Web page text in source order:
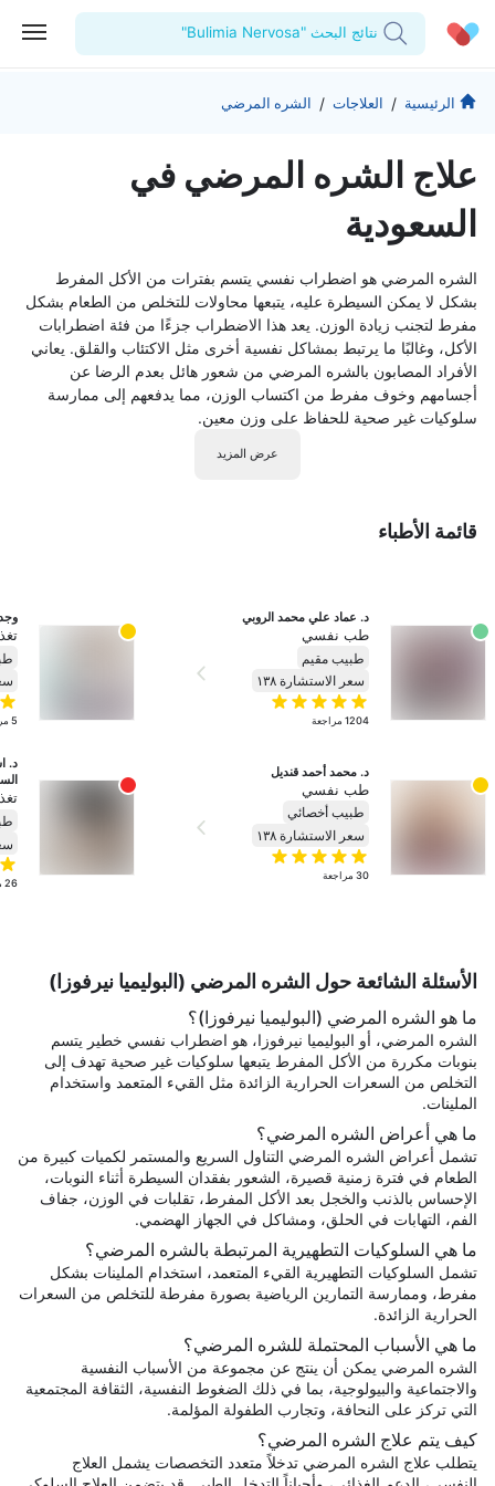
نتائج البحث "Bulimia Nervosa"
الحساب الشخصي
الوصفات الطبية
اختبارات المعمل
المفضلة
تسجيل الخروج
الشركة
للمنشآت المدونة
المقالات الطبية
الرئيسية / العلاجات / الشره المرضي
علاج الشره المرضي في
السعودية
الشره المرضي هو اضطراب نفسي يتسم بفترات من الأكل المفرط
بشكل لا يمكن السيطرة عليه، يتبعها محاولات للتخلص من الطعام بشكل
مفرط لتجنب زيادة الوزن. يعد هذا الاضطراب جزءًا من فئة اضطرابات
الأكل، وغالبًا ما يرتبط بمشاكل نفسية أخرى مثل الاكتئاب والقلق. يعاني
الأفراد المصابون بالشره المرضي من شعور هائل بعدم الرضا عن
أجسامهم وخوف مفرط من اكتساب الوزن، مما يدفعهم إلى ممارسة
سلوكيات غير صحية للحفاظ على وزن معين.
عرض المزيد
قائمة الأطباء
د. عماد علي محمد الروبي
طب نفسي
طبيب مقيم
سعر الاستشارة ١٣٨
1204 مراجعة
د. محمد أحمد قنديل
طب نفسي
طبيب أخصائي
سعر الاستشارة ١٣٨
30 مراجعة
5
26
الأسئلة الشائعة حول الشره المرضي (البوليميا نيرفوزا)
ما هو الشره المرضي (البوليميا نيرفوزا)؟
الشره المرضي، أو البوليميا نيرفوزا، هو اضطراب نفسي خطير يتسم
بنوبات مكررة من الأكل المفرط يتبعها سلوكيات غير صحية تهدف إلى
التخلص من السعرات الحرارية الزائدة مثل القيء المتعمد واستخدام
الملينات.
ما هي أعراض الشره المرضي؟
تشمل أعراض الشره المرضي التناول السريع والمستمر لكميات كبيرة من
الطعام في فترة زمنية قصيرة، الشعور بفقدان السيطرة أثناء النوبات،
الإحساس بالذنب والخجل بعد الأكل المفرط، تقلبات في الوزن، جفاف
الفم، التهابات في الحلق، ومشاكل في الجهاز الهضمي.
ما هي السلوكيات التطهيرية المرتبطة بالشره المرضي؟
تشمل السلوكيات التطهيرية القيء المتعمد، استخدام الملينات بشكل
مفرط، وممارسة التمارين الرياضية بصورة مفرطة للتخلص من السعرات
الحرارية الزائدة.
ما هي الأسباب المحتملة للشره المرضي؟
الشره المرضي يمكن أن ينتج عن مجموعة من الأسباب النفسية
والاجتماعية والبيولوجية، بما في ذلك الضغوط النفسية، الثقافة المجتمعية
التي تركز على النحافة، وتجارب الطفولة المؤلمة.
كيف يتم علاج الشره المرضي؟
يتطلب علاج الشره المرضي تدخلاً متعدد التخصصات يشمل العلاج